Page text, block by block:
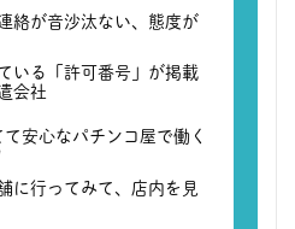
絡が音沙汰ない、態度が
いる「許可番号」が掲載
会社
安心なパチンコ屋で働く
に行ってみて、店内を見